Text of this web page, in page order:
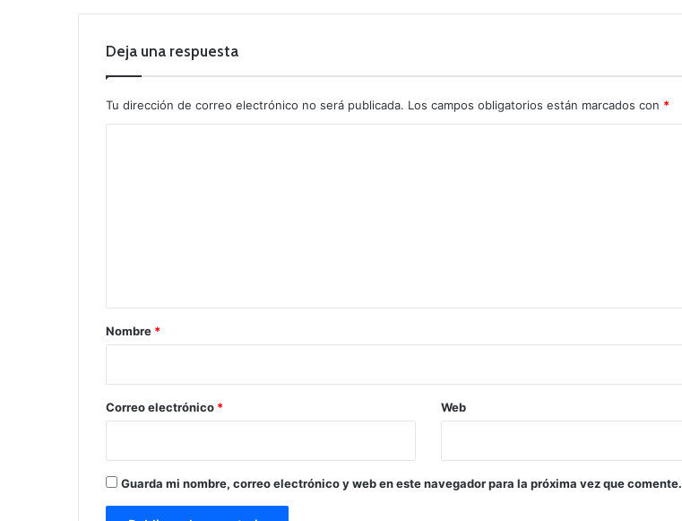
Deja una respuesta
Tu dirección de correo electrónico no será publicada. Los campos obligatorios están marcados con *
r
*
Nombre *
Correo electrónico * Web
Guarda mi nombre, correo electrónico y web en este navegador para la próxima vez que comente.